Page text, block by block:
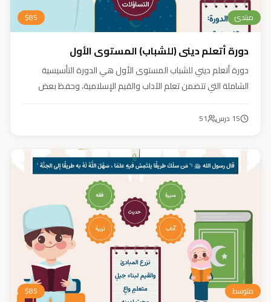
مبتدئ $85
دورة أتعلم ديني (للشباب) المستوى الأول
دورة أتعلم ديني للشباب المستوى الأول هي الدورة التأسيسية
الشاملة التي تتضمن تعلم الآداب والقيم الإسلامية، وحفظ بعض
السيرة النبوية (فقه، عقيدة، سيرة).
15 درس 51
متوسط $85